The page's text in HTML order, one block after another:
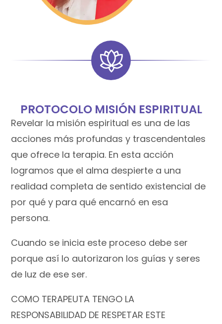
PROTOCOLO MISIÓN ESPIRITUAL
Revelar la misión espiritual es una de las
acciones más profundas y trascendentales
que ofrece la terapia. En esta acción
logramos que el alma despierte a una
realidad completa de sentido existencial de
por qué y para qué encarnó en esa
persona.
Cuando se inicia este proceso debe ser
porque así lo autorizaron los guías y seres
de luz de ese ser.
COMO TERAPEUTA TENGO LA
RESPONSABILIDAD DE RESPETAR ESTE